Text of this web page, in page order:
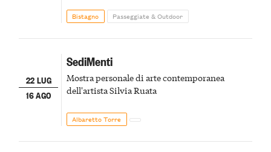
Bistagno Passeggiate & Outdoor
22 LUG
16 AGO
SediMenti
Mostra personale di arte contemporanea
dell'artista Silvia Ruata
Albaretto Torre